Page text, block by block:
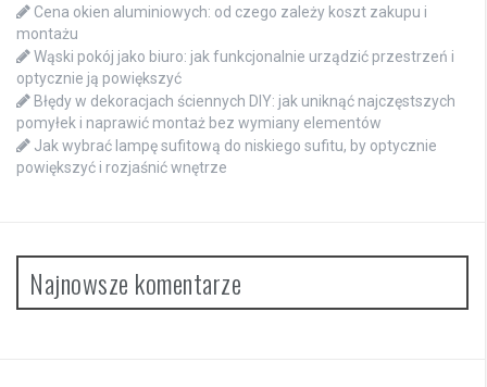
Cena okien aluminiowych: od czego zależy koszt zakupu i
montażu
Wąski pokój jako biuro: jak funkcjonalnie urządzić przestrzeń i
optycznie ją powiększyć
Błędy w dekoracjach ściennych DIY: jak uniknąć najczęstszych
pomyłek i naprawić montaż bez wymiany elementów
Jak wybrać lampę sufitową do niskiego sufitu, by optycznie
powiększyć i rozjaśnić wnętrze
Najnowsze komentarze